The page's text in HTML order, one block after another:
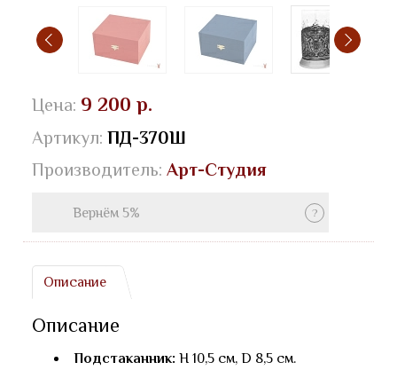
Цена: 9 200 р.
Артикул: ПД-370Ш
Производитель: Арт-Студия
Вернём 5%
Описание
Описание
Подстаканник: H 10,5 см, D 8,5 см.